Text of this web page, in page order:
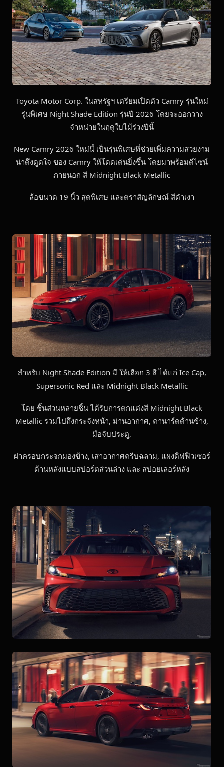
Toyota Motor Corp. ในสหรัฐฯ เตรียมเปิดตัว Camry รุ่นใหม่
รุ่นพิเศษ Night Shade Edition รุ่นปี 2026 โดยจะออกวาง
จำหน่ายในฤดูใบไม้ร่วงปีนี้
New Camry 2026 ใหม่นี้ เป็นรุ่นพิเศษที่ช่วยเพิ่มความสวยงาม
น่าดึงดูดใจ ของ Camry ให้โดดเด่นยิ่งขึ้น โดยมาพร้อมดีไซน์
ภายนอก สี Midnight Black Metallic
ล้อขนาด 19 นิ้ว สุดพิเศษ และตราสัญลักษณ์ สีดำเงา
สำหรับ Night Shade Edition มี ให้เลือก 3 สี ได้แก่ Ice Cap,
Supersonic Red และ Midnight Black Metallic
โดย ชิ้นส่วนหลายชิ้น ได้รับการตกแต่งสี Midnight Black
Metallic รวมไปถึงกระจังหน้า, ม่านอากาศ, คานาร์ดด้านข้าง,
มือจับประตู,
ฝาครอบกระจกมองข้าง, เสาอากาศครีบฉลาม, แผงดิฟฟิวเซอร์
ด้านหลังแบบสปอร์ตส่วนล่าง และ สปอยเลอร์หลัง